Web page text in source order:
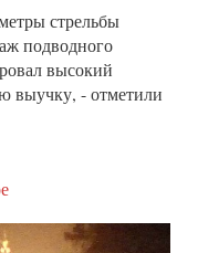
стрельбы
подводного
высокий
выучку, - отметили